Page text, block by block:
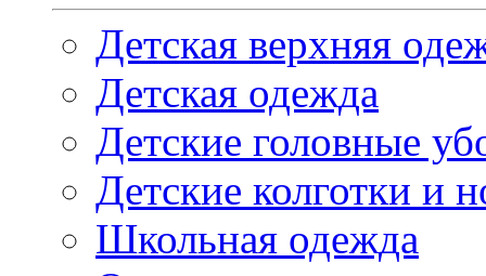
Детская верхняя
Детская одежда
Детские головные
Детские колготки и
Школьная одежда